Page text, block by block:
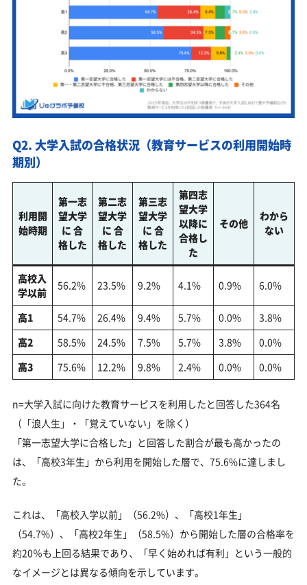
Q2. 大学入試の合格状況（教育サービスの利用開始時
期別）
利用開
始時期
第一志
望大学
に 合
格した
第二志
望大学
に 合
格した
第三志
望大学
に 合
格した
第四志
望大学
以降に
合格し
た
その他
わから
ない
高校入
学以前
56.2% 23.5% 9.2% 4.1% 0.9% 6.0%
高1 54.7% 26.4% 9.4% 5.7% 0.0%
3.8%
高2
58.5% 24.5% 7.5% 5.7% 3.8%
0.0%
高3
75.6% 12.2% 9.8% 2.4% 0.0% 0.0%
n=大学入試に向けた教育サービスを利用したと回答した364名
（「浪人生」・「覚えていない」を除く）
「第一志望大学に合格した」と回答した割合が最も高かったの
は、「高校3年生」から利用を開始した層で、75.6%に達しまし
た。
これは、「高校入学以前」（56.2%）、「高校1年生」
（54.7%）、「高校2年生」（58.5%）から開始した層の合格率を
約20％も上回る結果であり、「早く始めれば有利」という一般的
なイメージとは異なる傾向を示しています。